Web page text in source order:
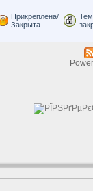
Прикреплена/
Закрыта